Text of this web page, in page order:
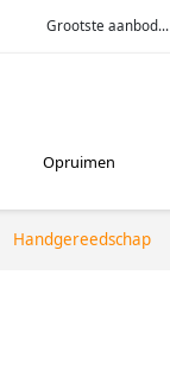
Grootste aanbod...
Opruimen
Handgereedschap